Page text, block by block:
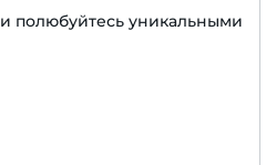
полюбуйтесь уникальными